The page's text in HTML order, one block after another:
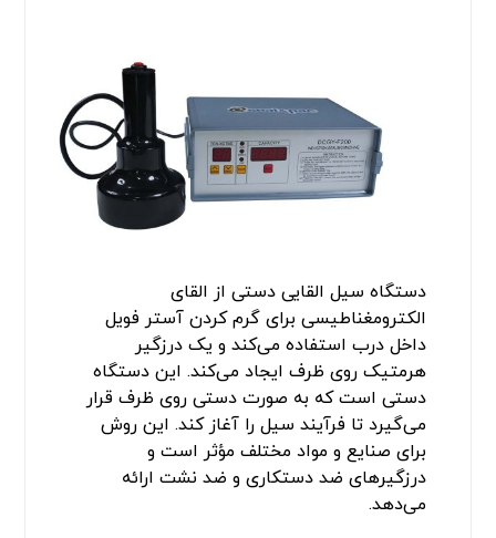
دستگاه سیل القایی دستی از القای
الکترومغناطیسی برای گرم کردن آستر فویل
داخل درب استفاده می‌کند و یک درزگیر
هرمتیک روی ظرف ایجاد می‌کند. این دستگاه
دستی است که به صورت دستی روی ظرف قرار
می‌گیرد تا فرآیند سیل را آغاز کند. این روش
برای صنایع و مواد مختلف مؤثر است و
درزگیرهای ضد دستکاری و ضد نشت ارائه
می‌دهد.